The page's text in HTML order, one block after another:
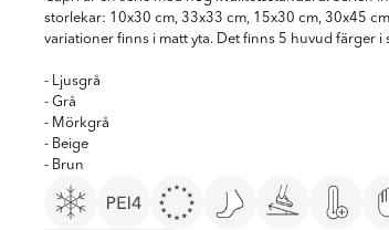
storlekar: 10x30 cm, 33x33 cm, 15x30 cm, 30x45
variationer finns i matt yta. Det finns 5 huvud färger i
- Ljusgrå
- Grå
- Mörkgrå
- Beige
- Brun